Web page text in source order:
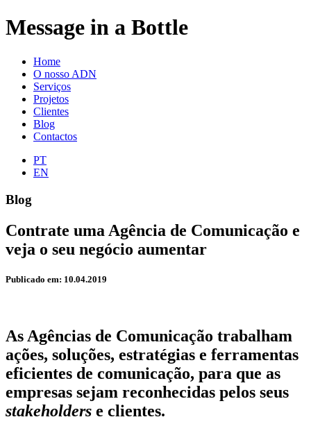
Message in a Bottle
Home
O nosso ADN
Serviços
Projetos
Clientes
Blog
Contactos
PT
EN
Blog
Contrate uma Agência de Comunicação e
veja o seu negócio aumentar
Publicado em: 10.04.2019
As Agências de Comunicação trabalham
ações, soluções, estratégias e ferramentas
eficientes de comunicação, para que as
empresas sejam reconhecidas pelos seus
stakeholders e clientes.